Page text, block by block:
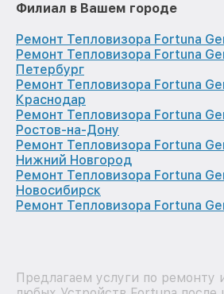
Филиал в Вашем городе
Ремонт Тепловизора Fortuna
Ремонт Тепловизора Fortuna
Петербург
Ремонт Тепловизора Fortuna
Краснодар
Ремонт Тепловизора Fortuna
Ростов-на-Дону
Ремонт Тепловизора Fortuna
Нижний Новгород
Ремонт Тепловизора Fortuna
Новосибирск
Ремонт Тепловизора Fortuna
Предлагаем услуги по ремонту